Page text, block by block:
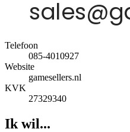
Telefoon
085-4010927
Website
gamesellers.nl
KVK
27329340
Ik wil...